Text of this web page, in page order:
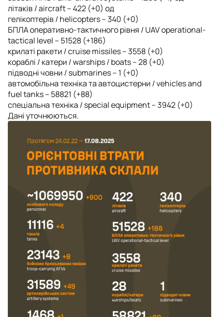
літаків / aircraft – 422 (+0) од
гелікоптерів / helicopters – 340 (+0)
БПЛА оперативно-тактичного рівня / UAV operational-
tactical level – 51528 (+186)
крилаті ракети / cruise missiles – 3558 (+0)
кораблі / катери / warships / boats – 28 (+0)
підводні човни / submarines – 1 (+0)
автомобільна техніка та автоцистерни / vehicles and
fuel tanks – 58821 (+88)
спеціальна техніка / special equipment – 3942 (+0)
Дані уточнюються.